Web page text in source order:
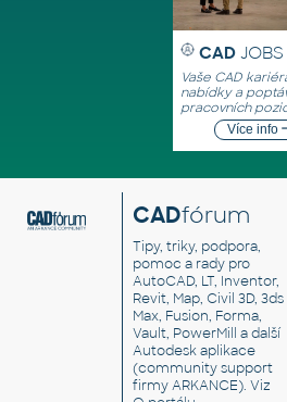
CAD JOBS
Vaše CAD
nabídky a
pracovních
Více info
CADfórum
Tipy, triky, podpora,
pomoc a rady pro
AutoCAD, LT, Inventor,
Revit, Map, Civil 3D, 3ds
Max, Fusion, Forma,
Vault, PowerMill a další
Autodesk aplikace
(community support
firmy ARKANCE). Viz